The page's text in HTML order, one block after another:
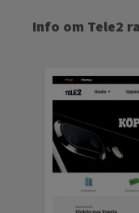
Info om Tele2